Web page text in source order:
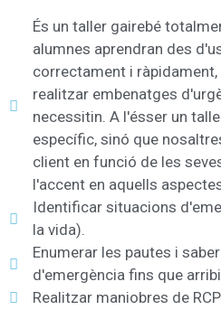
És un taller gairebé
alumnes aprendran des
correctament i
realitzar embenatges
necessitin. A l'ésser un
específic, sinó que
client en funció de les
l'accent en aquells
Identificar situacions
la vida).
Enumerar les pautes i
d'emergència fins que
Realitzar maniobres de